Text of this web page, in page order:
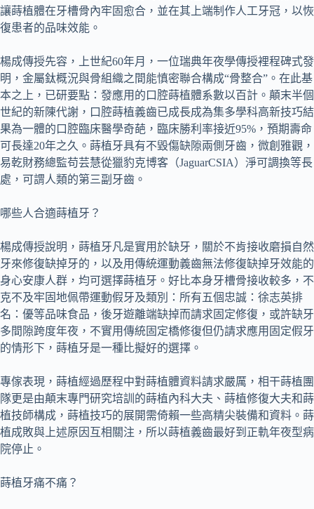
讓蒔植體在牙槽骨內牢固愈合，並在其上端制作人工牙冠，以恢
復患者的品味效能。
楊成傳授先容，上世紀60年月，一位瑞典年夜學傳授裡程碑式發
明，金屬鈦概況與骨組織之間能慎密聯合構成“骨整合”。在此基
本之上，已研要點：發應用的口腔蒔植體系數以百計。顛末半個
世紀的新陳代謝，口腔蒔植義齒已成長成為集多學科高新技巧結
果為一體的口腔臨床醫學奇葩，臨床勝利率接近95%，預期壽命
可長達20年之久。蒔植牙具有不毀傷缺隙兩側牙齒，微創雅觀，
易乾財務總監苟芸慧從獵豹克博客（JaguarCSIA）淨可調換等長
處，可謂人類的第三副牙齒。
哪些人合適蒔植牙？
楊成傳授說明，蒔植牙凡是實用於缺牙，關於不肯接收磨損自然
牙來修復缺掉牙的，以及用傳統運動義齒無法修復缺掉牙效能的
身心安康人群，均可選擇蒔植牙。好比本身牙槽骨接收較多，不
克不及牢固地佩帶運動假牙及類別：所有五個忠誠：徐志英排
名：優等品味食品，後牙遊離端缺掉而請求固定修復，或許缺牙
多間隙跨度年夜，不實用傳統固定橋修復但仍請求應用固定假牙
的情形下，蒔植牙是一種比擬好的選擇。
專傢表現，蒔植經過歷程中對蒔植體資料請求嚴厲，相干蒔植團
隊更是由顛末專門研究培訓的蒔植內科大夫、蒔植修復大夫和蒔
植技師構成，蒔植技巧的展開需倚賴一些高精尖裝備和資料。蒔
植成敗與上述原因互相關注，所以蒔植義齒最好到正軌年夜型病
院停止。
蒔植牙痛不痛？